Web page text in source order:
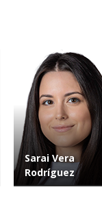
Sarai Vera
Rodríguez